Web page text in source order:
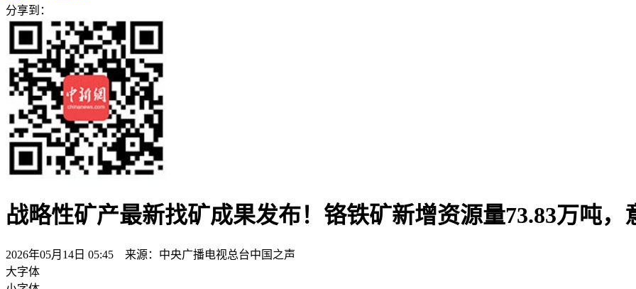
分享到：
战略性矿产最新找矿成果发布！铬铁矿新增资源量73.83万吨，
2026年05月14日 05:45 来源：中央广播电视总台中国之声
大字体